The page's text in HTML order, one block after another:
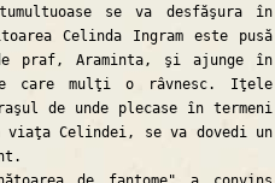
se va desfăşura în
Celinda Ingram este pusă
praf, Araminta, şi ajunge în
care mulţi o râvnesc. Iţele
de unde plecase în termeni
Celindei, se va dovedi un